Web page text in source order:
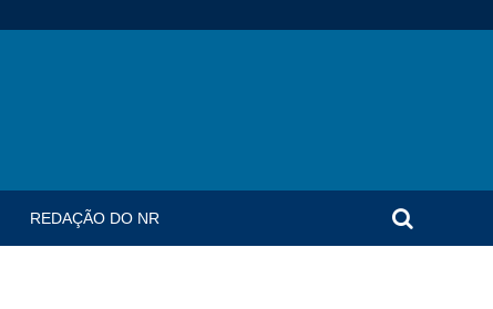
REDAÇÃO DO NR